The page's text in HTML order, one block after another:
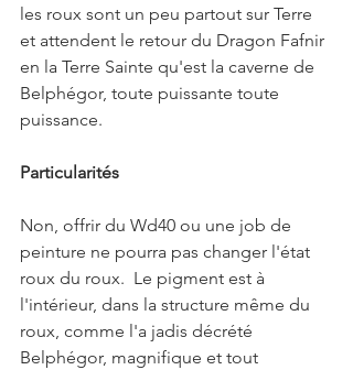
les roux sont un peu partout sur Terre
et attendent le retour du Dragon Fafnir
en la Terre Sainte qu'est la caverne de
Belphégor, toute puissante toute
puissance.
Particularités
Non, offrir du Wd40 ou une job de
peinture ne pourra pas changer l'état
roux du roux.  Le pigment est à
l'intérieur, dans la structure même du
roux, comme l'a jadis décrété
Belphégor, magnifique et tout